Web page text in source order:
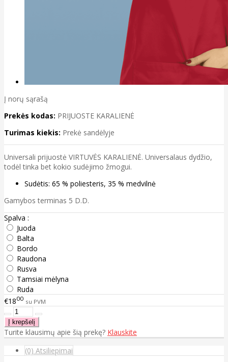
Į norų sąrašą
Prekės kodas: PRIJUOSTE KARALIENĖ
Turimas kiekis: Prekė sandėlyje
Universali prijuostė VIRTUVĖS KARALIENĖ. Universalaus dydžio,
todėl tinka bet kokio sudėjimo žmogui.
Sudėtis: 65 % poliesteris, 35 % medvilnė
Gamybos terminas 5 D.D.
Spalva :
Juoda
Balta
Bordo
Raudona
Rusva
Tamsiai mėlyna
Ruda
€1800 su PVM
Turite klausimų apie šią prekę? Klauskite
(0) Atsiliepimai